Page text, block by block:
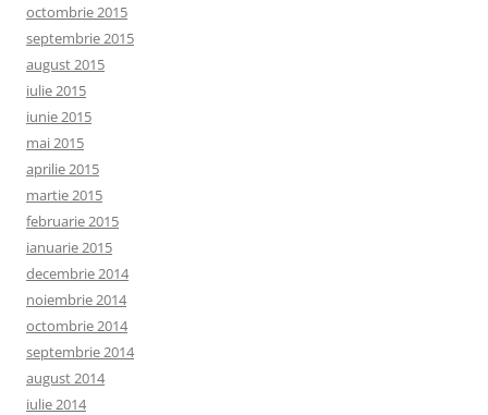
octombrie 2015
septembrie 2015
august 2015
iulie 2015
iunie 2015
mai 2015
aprilie 2015
martie 2015
februarie 2015
ianuarie 2015
decembrie 2014
noiembrie 2014
octombrie 2014
septembrie 2014
august 2014
iulie 2014